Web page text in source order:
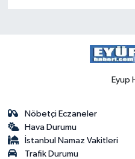
Eyup
Nöbetçi Eczaneler
Hava Durumu
İstanbul Namaz Vakitleri
Trafik Durumu